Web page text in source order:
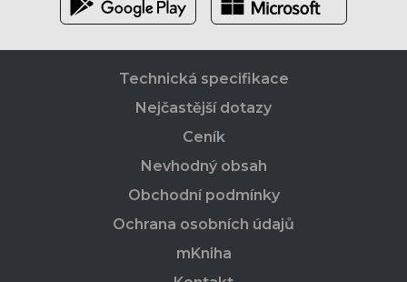
Technická specifikace
Nejčastější dotazy
Ceník
Nevhodný obsah
Obchodní podmínky
Ochrana osobních údajů
mKniha